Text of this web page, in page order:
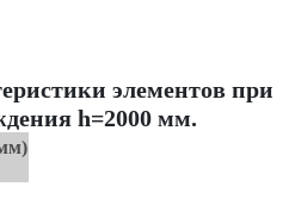
элементов при
h=2000 мм.